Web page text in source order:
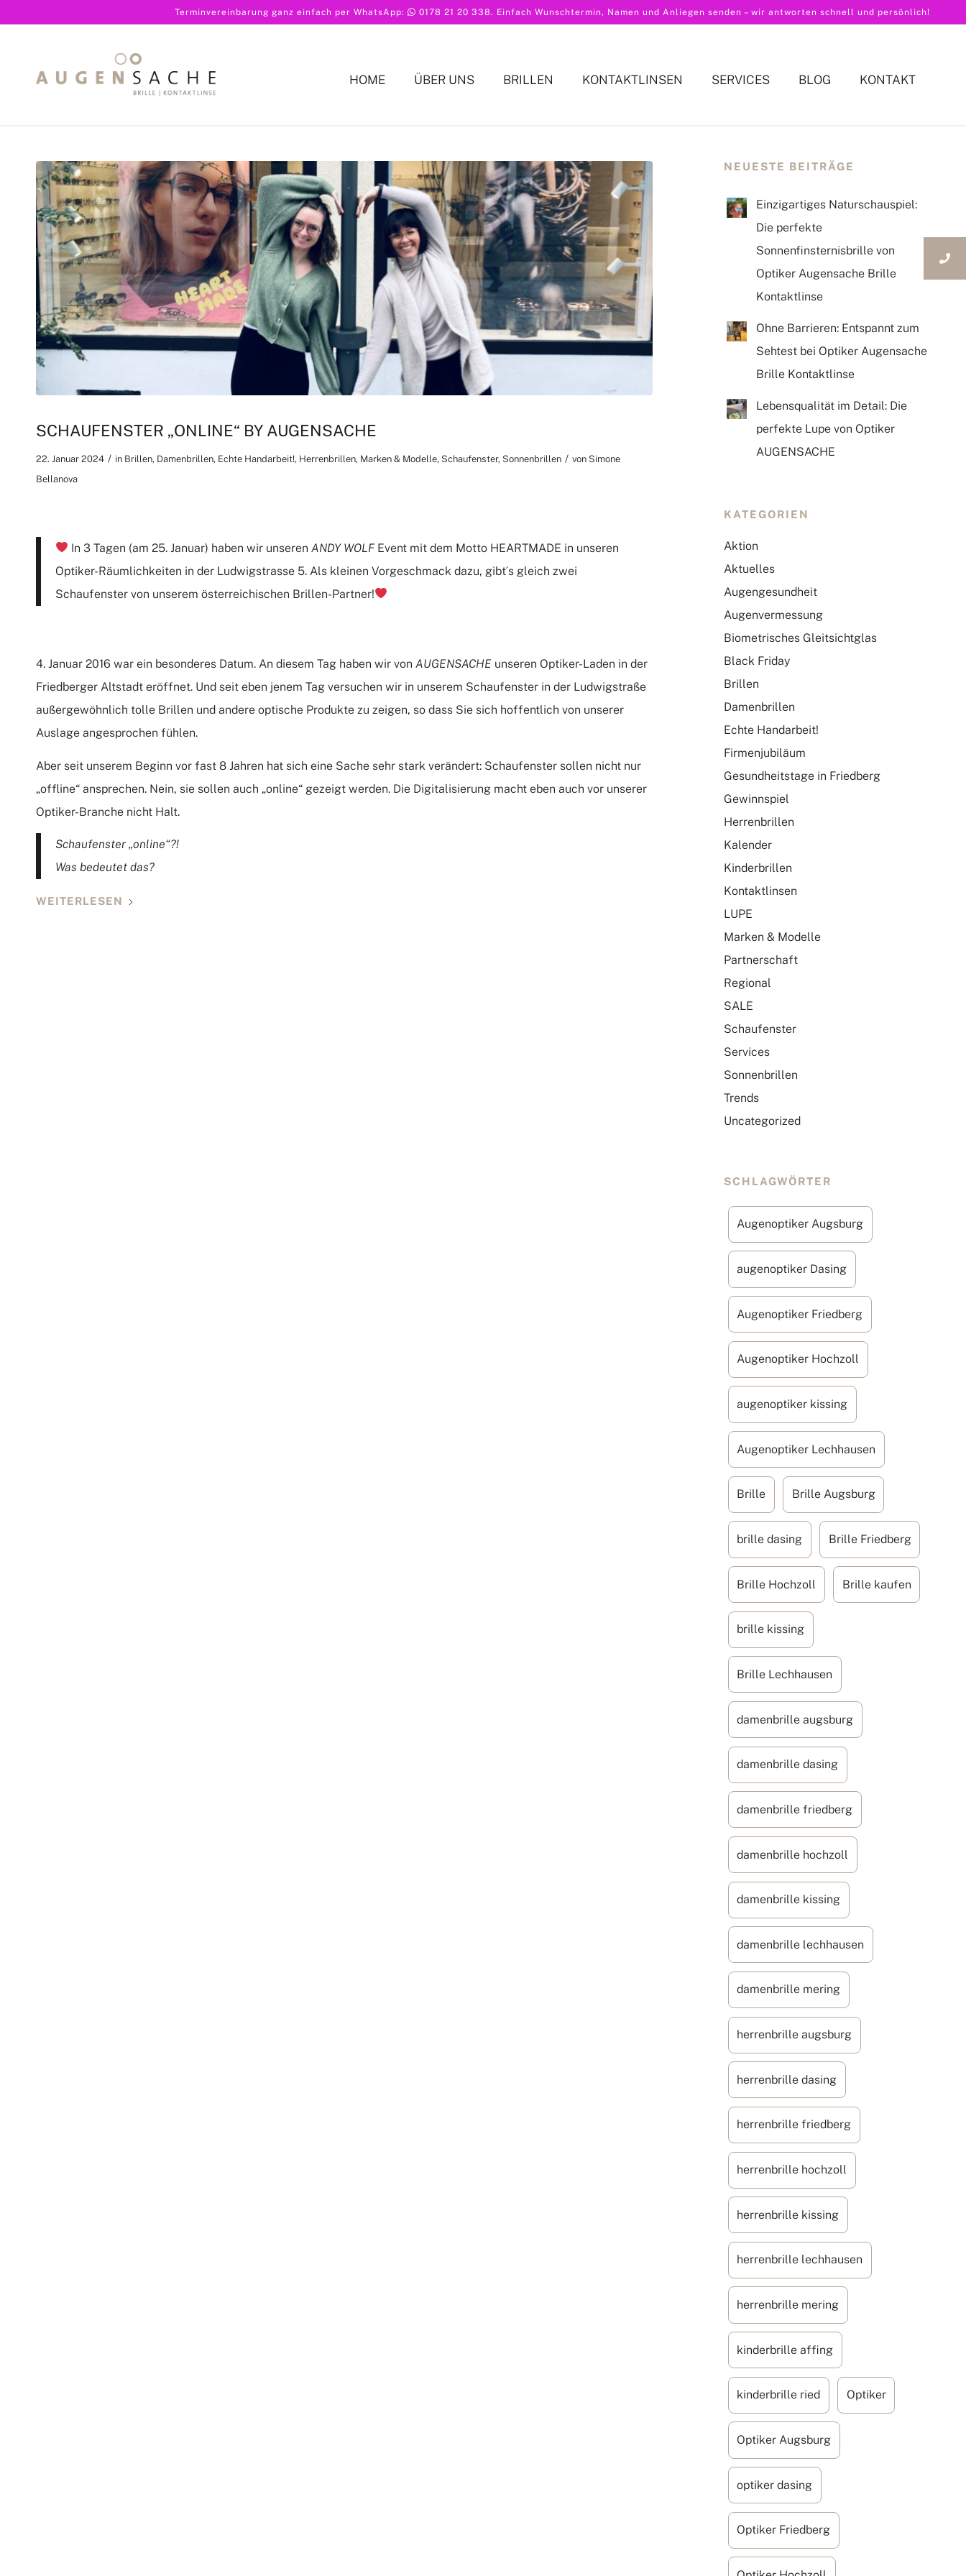
Terminvereinbarung ganz einfach per WhatsApp: 0178 21 20 338. Einfach Wunschtermin, Namen und Anliegen senden – wir antworten schnell und persönlich!
HOME ÜBER UNS BRILLEN KONTAKTLINSEN SERVICES BLOG KONTAKT
SCHAUFENSTER „ONLINE“ BY AUGENSACHE
22. Januar 2024 / in Brillen, Damenbrillen, Echte Handarbeit!, Herrenbrillen, Marken & Modelle, Schaufenster, Sonnenbrillen / von Simone
Bellanova
In 3 Tagen (am 25. Januar) haben wir unserenANDY WOLFEvent mit dem Motto HEARTMADE in unseren
Optiker-Räumlichkeiten in der Ludwigstrasse 5. Als kleinen Vorgeschmack dazu, gibt´s gleich zwei
Schaufenster von unserem österreichischen Brillen-Partner!
4. Januar 2016 war ein besonderes Datum. An diesem Tag haben wir von AUGENSACHE unseren Optiker-Laden in der
Friedberger Altstadt eröffnet. Und seit eben jenem Tag versuchen wir in unserem Schaufenster in der Ludwigstraße
außergewöhnlich tolle Brillen und andere optische Produkte zu zeigen, so dass Sie sich hoffentlich von unserer
Auslage angesprochen fühlen.
Aber seit unserem Beginn vor fast 8 Jahren hat sich eine Sache sehr stark verändert: Schaufenster sollen nicht nur
„offline“ ansprechen. Nein, sie sollen auch „online“ gezeigt werden. Die Digitalisierung macht eben auch vor unserer
Optiker-Branche nicht Halt.
Schaufenster „online“?!
Was bedeutet das?
WEITERLESEN
NEUESTE BEITRÄGE
Einzigartiges Naturschauspiel:
Die perfekte
Sonnenfinsternisbrille von
Optiker Augensache Brille
Kontaktlinse
Ohne Barrieren: Entspannt zum
Sehtest bei Optiker Augensache
Brille Kontaktlinse
Lebensqualität im Detail: Die
perfekte Lupe von Optiker
AUGENSACHE
KATEGORIEN
Aktion
Aktuelles
Augengesundheit
Augenvermessung
Biometrisches Gleitsichtglas
Black Friday
Brillen
Damenbrillen
Echte Handarbeit!
Firmenjubiläum
Gesundheitstage in Friedberg
Gewinnspiel
Herrenbrillen
Kalender
Kinderbrillen
Kontaktlinsen
LUPE
Marken & Modelle
Partnerschaft
Regional
SALE
Schaufenster
Services
Sonnenbrillen
Trends
Uncategorized
SCHLAGWÖRTER
Augenoptiker Augsburg
augenoptiker Dasing
Augenoptiker Friedberg
Augenoptiker Hochzoll
augenoptiker kissing
Augenoptiker Lechhausen
Brille Brille Augsburg
brille dasing Brille Friedberg
Brille Hochzoll Brille kaufen
brille kissing
Brille Lechhausen
damenbrille augsburg
damenbrille dasing
damenbrille friedberg
damenbrille hochzoll
damenbrille kissing
damenbrille lechhausen
damenbrille mering
herrenbrille augsburg
herrenbrille dasing
herrenbrille friedberg
herrenbrille hochzoll
herrenbrille kissing
herrenbrille lechhausen
herrenbrille mering
kinderbrille affing
kinderbrille ried Optiker
Optiker Augsburg
optiker dasing
Optiker Friedberg